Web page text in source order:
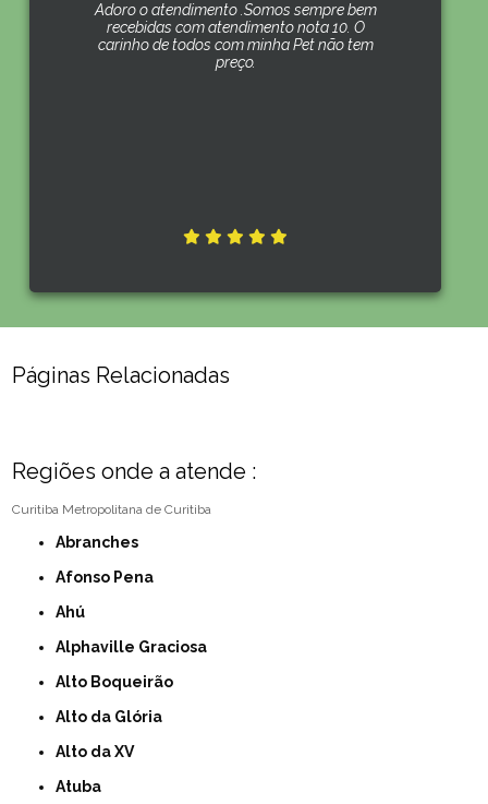
Adoro o atendimento .Somos sempre bem
recebidas com atendimento nota 10. O
carinho de todos com minha Pet não tem
preço.
Páginas Relacionadas
Regiões onde a atende :
Curitiba Metropolitana de Curitiba
Abranches
Afonso Pena
Ahú
Alphaville Graciosa
Alto Boqueirão
Alto da Glória
Alto da XV
Atuba